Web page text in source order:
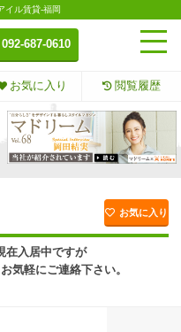
イル賃貸-福岡
092-687-0610
お気に入り 閲覧履歴
お気に入り
在入居中ですが
気軽にご連絡下さい。